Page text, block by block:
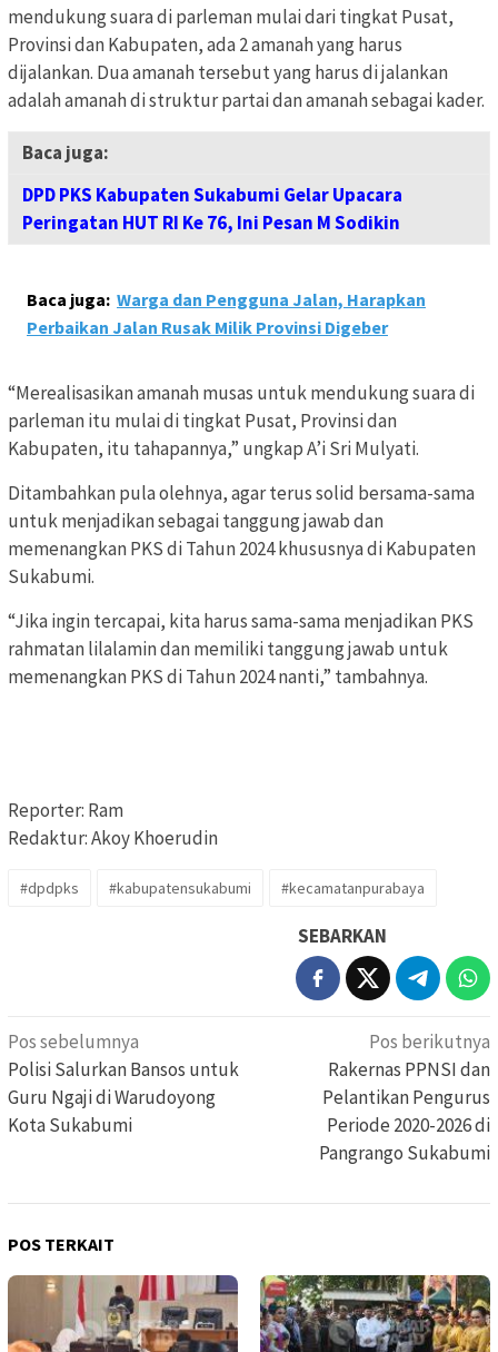
mendukung suara di parleman mulai dari tingkat Pusat,
Provinsi dan Kabupaten, ada 2 amanah yang harus
dijalankan. Dua amanah tersebut yang harus di jalankan
adalah amanah di struktur partai dan amanah sebagai kader.
Baca juga:
DPD PKS Kabupaten Sukabumi Gelar Upacara
Peringatan HUT RI Ke 76, Ini Pesan M Sodikin
Baca juga: Warga dan Pengguna Jalan, Harapkan
Perbaikan Jalan Rusak Milik Provinsi Digeber
“Merealisasikan amanah musas untuk mendukung suara di
parleman itu mulai di tingkat Pusat, Provinsi dan
Kabupaten, itu tahapannya,” ungkap A’i Sri Mulyati.
Ditambahkan pula olehnya, agar terus solid bersama-sama
untuk menjadikan sebagai tanggung jawab dan
memenangkan PKS di Tahun 2024 khususnya di Kabupaten
Sukabumi.
“Jika ingin tercapai, kita harus sama-sama menjadikan PKS
rahmatan lilalamin dan memiliki tanggung jawab untuk
memenangkan PKS di Tahun 2024 nanti,” tambahnya.
Reporter: Ram
Redaktur: Akoy Khoerudin
#dpdpks #kabupatensukabumi #kecamatanpurabaya
SEBARKAN
Navigasi
pos
Pos sebelumnya
Polisi Salurkan Bansos untuk
Guru Ngaji di Warudoyong
Kota Sukabumi
Pos berikutnya
Rakernas PPNSI dan
Pelantikan Pengurus
Periode 2020-2026 di
Pangrango Sukabumi
POS TERKAIT